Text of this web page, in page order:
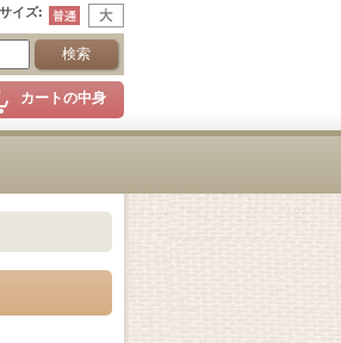
イズ:
カートの中身